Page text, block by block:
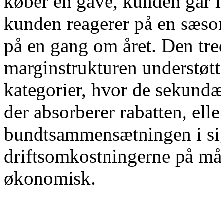
kunden reagerer på en
på en gang om året. Den
marginstrukturen
kategorier, hvor de
der absorberer rabatten,
bundtsammensætningen i
driftsomkostningerne på
økonomisk.